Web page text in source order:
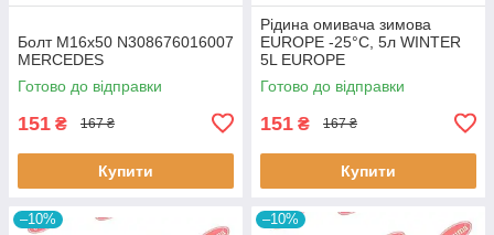
Болт M16x50 N308676016007
MERCEDES
Готово до відправки
151 ₴ 167 ₴
Купити
Рідина омивача зимова
EUROPE -25°C, 5л WINTER
5L EUROPE
Готово до відправки
151 ₴ 167 ₴
Купити
–10% –10%